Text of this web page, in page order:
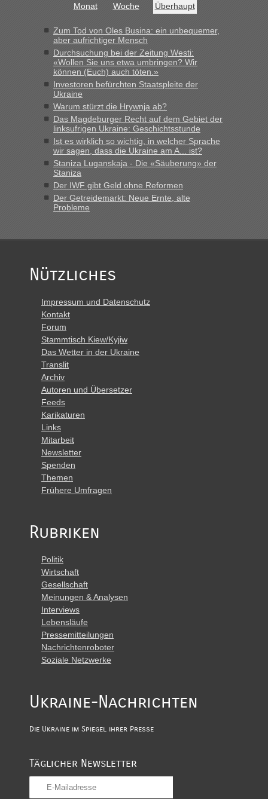
Berichte und Reisetipps • Re: An welchem
Grenzübergang zwischen Polen und der Ukraine geht es am
schnellsten?
„Bin am Montag 15.6.26 um 8 Uhr in Urgyniw ausgereist,
das erste Mal an einem Montagmorgen ca. 15 Fahrzeuge
vor mir, bin sonst der Erste oder Zweite, egal, nach ca 20
Minuten wurde dann die nächste Welle...“
Berichte und Reisetipps • Re: An welchem
Grenzübergang zwischen Polen und der Ukraine geht es am
schnellsten?
„Derzeit, ist es überall sehr voll an den Grenzen Ukraine/
Polen. Zb. Krakovets 100 PKW ca. 10 h Wartezeit. Wollen
Montag rüber, versuchen es sehr früh.“
Monat Woche Überhaupt
Zum Tod von Oles Busina: ein unbequemer,
aber aufrichtiger Mensch
Durchsuchung bei der Zeitung Westi:
«Wollen Sie uns etwa umbringen? Wir
können (Euch) auch töten.»
Investoren befürchten Staatspleite der
Ukraine
Warum stürzt die Hrywnja ab?
Das Magdeburger Recht auf dem Gebiet der
linksufrigen Ukraine: Geschichtsstunde
Ist es wirklich so wichtig, in welcher Sprache
wir sagen, dass die Ukraine am A... ist?
Staniza Luganskaja - Die «Säuberung» der
Staniza
Der IWF gibt Geld ohne Reformen
Der Getreidemarkt: Neue Ernte, alte
Probleme
Nützliches
Impressum und Datenschutz
Kontakt
Forum
Stammtisch Kiew/Kyjiw
Das Wetter in der Ukraine
Translit
Archiv
Autoren und Übersetzer
Feeds
Karikaturen
Links
Mitarbeit
Newsletter
Spenden
Themen
Frühere Umfragen
Rubriken
Politik
Wirtschaft
Gesellschaft
Meinungen & Analysen
Interviews
Lebensläufe
Pressemitteilungen
Nachrichtenroboter
Soziale Netzwerke
Ukraine-Nachrichten
Die Ukraine im Spiegel ihrer Presse
Täglicher Newsletter